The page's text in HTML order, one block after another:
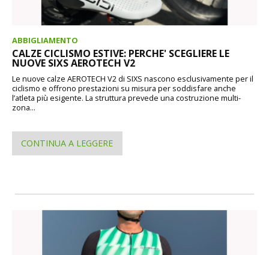
ABBIGLIAMENTO
CALZE CICLISMO ESTIVE: PERCHE' SCEGLIERE LE
NUOVE SIXS AEROTECH V2
Le nuove calze AEROTECH V2 di SIXS nascono esclusivamente per il
ciclismo e offrono prestazioni su misura per soddisfare anche
l’atleta più esigente. La struttura prevede una costruzione multi-
zona...
CONTINUA A LEGGERE